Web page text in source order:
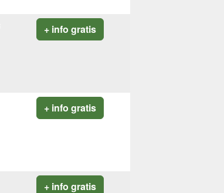
+ info gratis
+ info gratis
+ info gratis